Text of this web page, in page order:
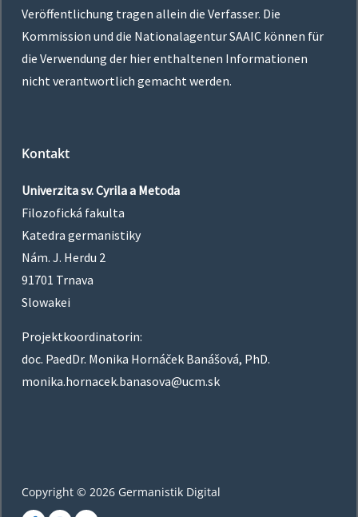
Veröffentlichung tragen allein die Verfasser. Die
Kommission und die Nationalagentur SAAIC können für
die Verwendung der hier enthaltenen Informationen
nicht verantwortlich gemacht werden.
Kontakt
Univerzita sv. Cyrila a Metoda
Filozofická fakulta
Katedra germanistiky
Nám. J. Herdu 2
91701 Trnava
Slowakei
Projektkoordinatorin:
doc. PaedDr. Monika Hornáček Banášová, PhD.
monika.hornacek.banasova@ucm.sk
Copyright © 2026 Germanistik Digital